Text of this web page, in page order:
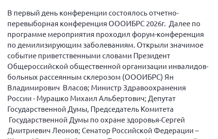
Вице-президент Валюх М.В.
Вице-президент Чернова А.В.
Вице-президент Цикорин И.В.
Вице-президент Груба Л.В.
Главный бухгалтер Жаворонкова Г.М.
Конференция ОООИБРС 2026
Конференция ОООИБРС 2025
Экспертный совет ОООИБРС 2025
В первый день конференции состоялось отчетно-
перевыборная конференция ОООИБРС 2026г. Далее по
программе мероприятия проходил форyм-конференция
по демилизирующим заболеваниям. Открыли значимое
событие приветственными словами Президент
Общероссийской общественной организации инвалидов-
больных рассеянным склерозом (ОООИБРС) Ян
Владимирович Власов; Министр Здравоохранения
России - Мурашко Михаил Альбертович; Депутат
Государственной Думы, Председатель Комитета
Государственной Думы по охране здоровья-Сергей
Дмитриевич Леонов; Сенатор Российской Федерации –